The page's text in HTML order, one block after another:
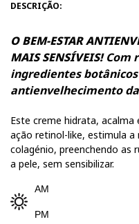
DESCRIÇÃO:
O BEM-ESTAR
MAIS SENSÍVEIS!Com
ingredientes
antienvelhecimento
Este creme hidrata,
ação retinol-like, estimula a
colagénio, preenchendo as
a pele, sem sensibilizar.
AM
PM